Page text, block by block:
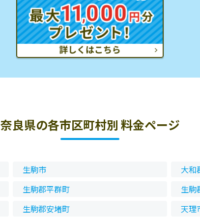
奈良県の各市区町村別 料金ページ
生駒市
大和
生駒郡平群町
生駒
生駒郡安堵町 天理